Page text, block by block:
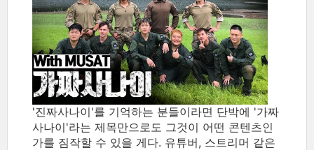
'진짜사나이'를 기억하는 분들이라면 단박에 '가짜
사나이'라는 제목만으로도 그것이 어떤 콘텐츠인
가를 짐작할 수 있을 게다. 유튜버, 스트리머 같은